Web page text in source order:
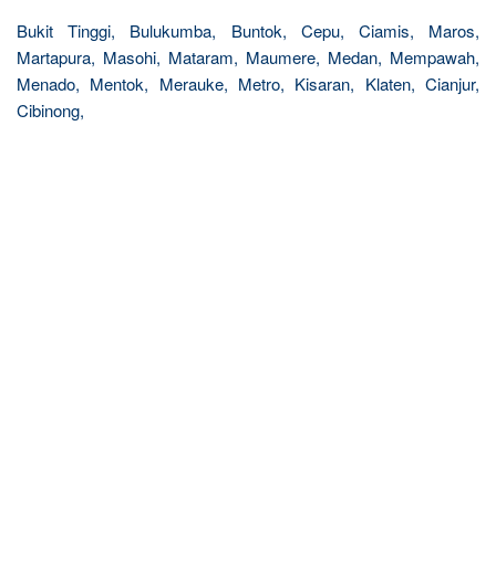
Bukit Tinggi, Bulukumba, Buntok, Cepu, Ciamis, Maros,
Martapura, Masohi, Mataram, Maumere, Medan, Mempawah,
Menado, Mentok, Merauke, Metro, Kisaran, Klaten, Cianjur,
Cibinong,